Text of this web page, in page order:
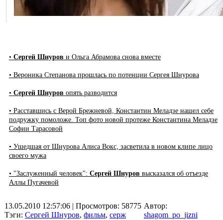
• Сергей Шнуров и Ольга Абрамова снова вместе
• Вероника Степанова прошлась по потенции Сергея Шнурова
• Сергей Шнуров опять разводится
• Расставшись с Верой Брежневой, Константин Меладзе нашел себе
подружку помоложе. Топ фото новой протеже Константина Меладзе
Софии Тарасовой
• Ушедшая от Шнурова Алиса Вокс, засветила в новом клипе лицо
своего мужа
• "Заслуженный человек": Сергей Шнуров высказался об отъезде
Аллы Пугачевой
13.05.2010 12:57:06 | Просмотров: 58775
Тэги: Сергей Шнуров, фильм, серж
Автор:
shagom_po_jizni